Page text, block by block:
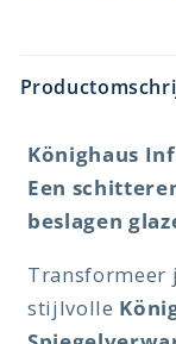
Könighaus
Een
beslagen
Transformeer
stijlvolle